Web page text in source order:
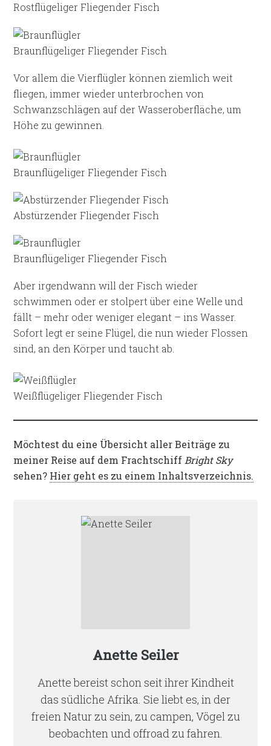
Rostflügeliger Fliegender Fisch
Braunflügeliger Fliegender Fisch
Vor allem die Vierflügler können ziemlich weit
fliegen, immer wieder unterbrochen von
Schwanzschlägen auf der Wasseroberfläche, um
Höhe zu gewinnen.
Braunflügeliger Fliegender Fisch
Abstürzender Fliegender Fisch
Braunflügeliger Fliegender Fisch
Aber irgendwann will der Fisch wieder
schwimmen oder er stolpert über eine Welle und
fällt – mehr oder weniger elegant – ins Wasser.
Sofort legt er seine Flügel, die nun wieder Flossen
sind, an den Körper und taucht ab.
Weißflügeliger Fliegender Fisch
Möchtest du eine Übersicht aller Beiträge zu
meiner Reise auf dem FrachtschiffBright Sky
sehen? Hier geht es zu einem Inhaltsverzeichnis.
Anette Seiler
Anette bereist schon seit ihrer Kindheit
das südliche Afrika. Sie liebt es, in der
freien Natur zu sein, zu campen, Vögel zu
beobachten und offroad zu fahren.